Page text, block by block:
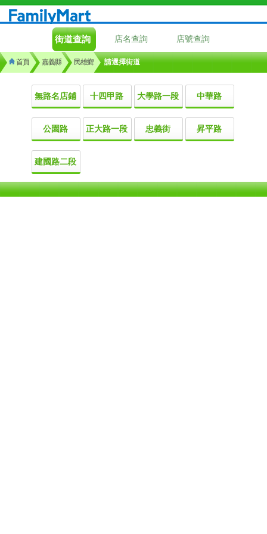
街道查詢 店名查詢 店號查詢
首頁 嘉義縣 民雄鄉 請選擇街道
無路名店鋪 十四甲路 大學路一段 中華路
公園路 正大路一段 忠義街 昇平路
建國路二段